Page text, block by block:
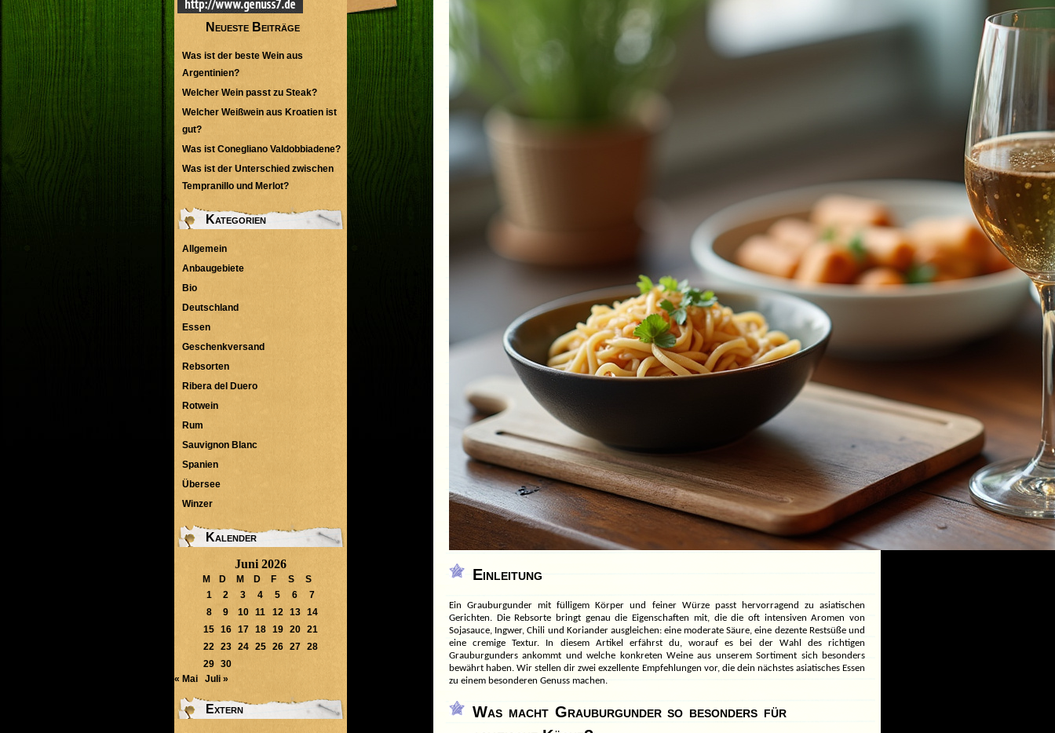
Einleitung
Ein Grauburgunder mit fülligem Körper und feiner Würze passt hervorragend zu asiatischen
Gerichten. Die Rebsorte bringt genau die Eigenschaften mit, die die oft intensiven Aromen von
Sojasauce, Ingwer, Chili und Koriander ausgleichen: eine moderate Säure, eine dezente Restsüße und
eine cremige Textur. In diesem Artikel erfährst du, worauf es bei der Wahl des richtigen
Grauburgunders ankommt und welche konkreten Weine aus unserem Sortiment sich besonders
bewährt haben. Wir stellen dir zwei exzellente Empfehlungen vor, die dein nächstes asiatisches Essen
zu einem besonderen Genuss machen.
Was macht Grauburgunder so besonders für
Neueste Beiträge
Was ist der beste Wein aus
Argentinien?
Welcher Wein passt zu Steak?
Welcher Weißwein aus Kroatien ist
gut?
Was ist Conegliano Valdobbiadene?
Was ist der Unterschied zwischen
Tempranillo und Merlot?
Kategorien
Allgemein
Anbaugebiete
Bio
Deutschland
Essen
Geschenkversand
Rebsorten
Ribera del Duero
Rotwein
Rum
Sauvignon Blanc
Spanien
Übersee
Winzer
Kalender
Juni 2026
M D M D F S
S
1
2 3 4 5 6
7
8
9 10 11 12 13
14
15 16 17 18 19 20
21
22
23 24 25 26 27
28
29 30
« Mai
Juli »
Extern